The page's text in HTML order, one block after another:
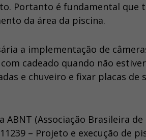
Portanto é fundamental que
da área da piscina.
a implementação de
cadeado quando não
e chuveiro e fixar placas de
(Associação Brasileira
– Projeto e execução de